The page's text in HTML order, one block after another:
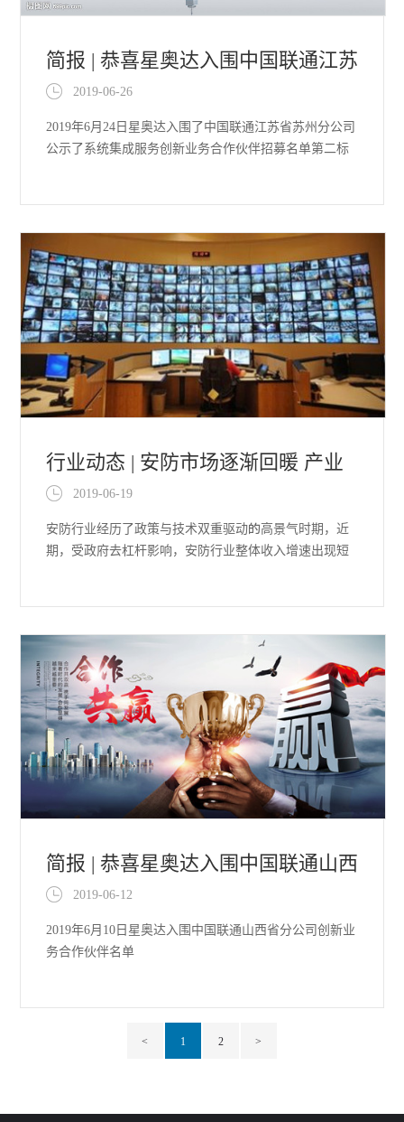
简报 | 恭喜星奥达入围中国联通江苏
省苏州分公司系统集成服务
2019-06-26
2019年6月24日星奥达入围了中国联通江苏省苏州分公司
公示了系统集成服务创新业务合作伙伴招募名单第二标
行业动态 | 安防市场逐渐回暖 产业
链向运维与应用倾斜
2019-06-19
安防行业经历了政策与技术双重驱动的高景气时期，近
期，受政府去杠杆影响，安防行业整体收入增速出现短
简报 | 恭喜星奥达入围中国联通山西
省分公司创新业务合作伙伴
2019-06-12
2019年6月10日星奥达入围中国联通山西省分公司创新业
务合作伙伴名单
< 1 2 >